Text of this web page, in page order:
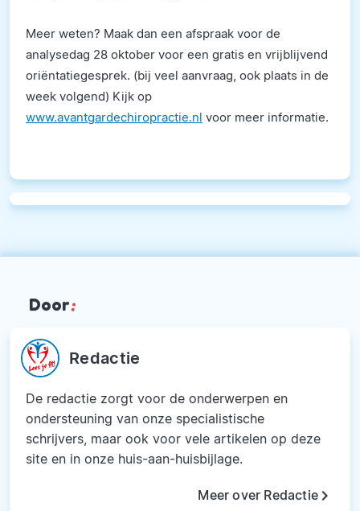
Meer weten? Maak dan een afspraak voor de
analysedag 28 oktober voor een gratis en vrijblijvend
oriëntatiegesprek. (bij veel aanvraag, ook plaats in de
week volgend) Kijk op
www.avantgardechiropractie.nl voor meer informatie.
Door:
Redactie
De redactie zorgt voor de onderwerpen en
ondersteuning van onze specialistische
schrijvers, maar ook voor vele artikelen op deze
site en in onze huis-aan-huisbijlage.
Meer over Redactiekeyboard_arrow_right